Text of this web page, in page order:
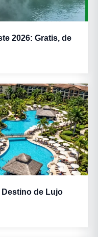
2026: Gratis, de
Destino de Lujo